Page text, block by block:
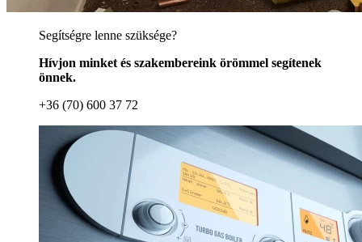
Segítségre lenne szüksége?
Hívjon minket és szakembereink örömmel segítenek
önnek.
+36 (70) 600 37 72